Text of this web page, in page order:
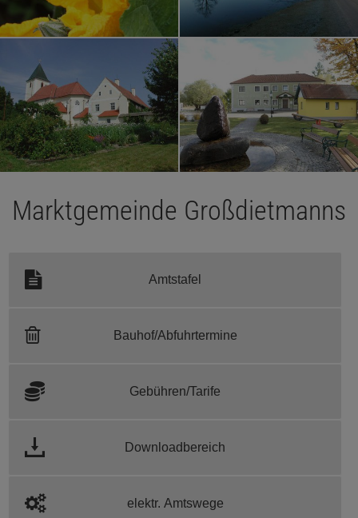
Marktgemeinde Großdietmanns
Amtstafel
Bauhof/Abfuhrtermine
Gebühren/Tarife
Downloadbereich
elektr. Amtswege